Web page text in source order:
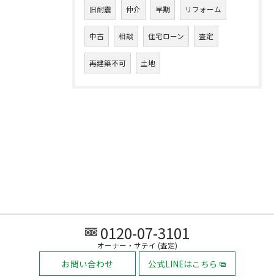
旧耐震 仲介 早期 リフォーム
中古 相談 住宅ローン 査定
再建築不可 土地
0120-07-3101
オーナー・サテイ (査定)
お問い合わせ 公式LINEはこちら